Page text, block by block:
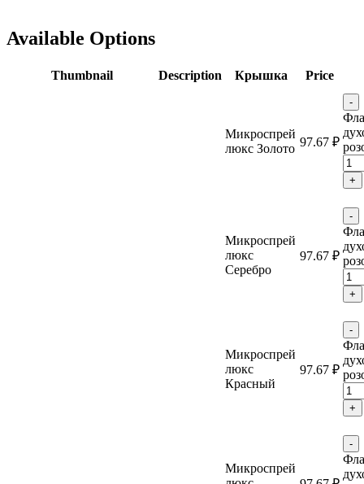
Available Options
Thumbnail Description Крышка Price
Микроспрей
люкс Золото 97.67 ₽
-
+
Микроспрей
люкс
Серебро
97.67 ₽
-
+
Микроспрей
люкс
Красный
97.67 ₽
-
+
Микроспрей
-